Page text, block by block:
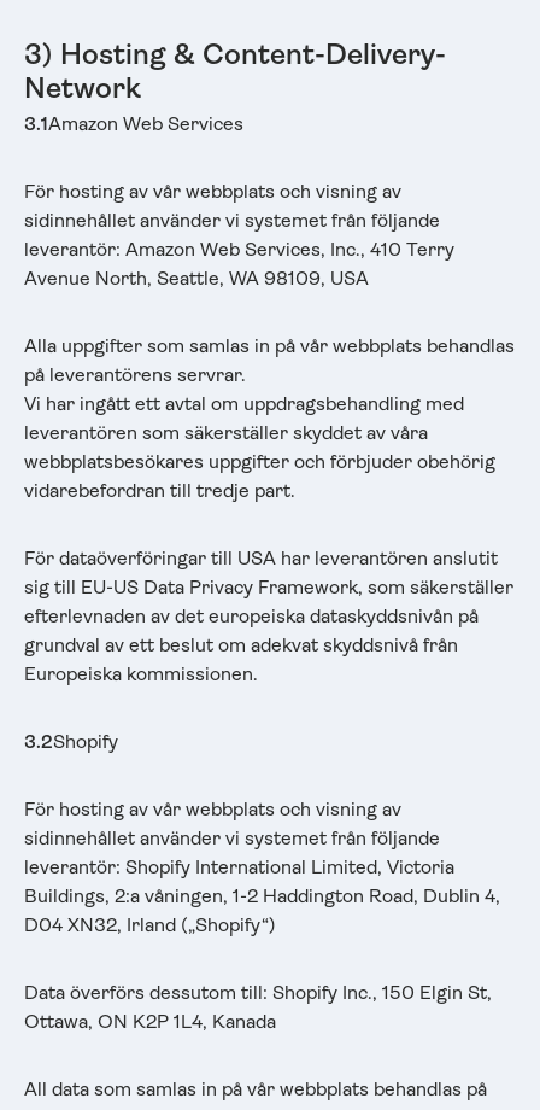
3) Hosting & Content-Delivery-
Network
3.1Amazon Web Services
För hosting av vår webbplats och visning av
sidinnehållet använder vi systemet från följande
leverantör: Amazon Web Services, Inc., 410 Terry
Avenue North, Seattle, WA 98109, USA
Alla uppgifter som samlas in på vår webbplats behandlas
på leverantörens servrar.
Vi har ingått ett avtal om uppdragsbehandling med
leverantören som säkerställer skyddet av våra
webbplatsbesökares uppgifter och förbjuder obehörig
vidarebefordran till tredje part.
För dataöverföringar till USA har leverantören anslutit
sig till EU-US Data Privacy Framework, som säkerställer
efterlevnaden av det europeiska dataskyddsnivån på
grundval av ett beslut om adekvat skyddsnivå från
Europeiska kommissionen.
3.2Shopify
För hosting av vår webbplats och visning av
sidinnehållet använder vi systemet från följande
leverantör: Shopify International Limited, Victoria
Buildings, 2:a våningen, 1-2 Haddington Road, Dublin 4,
D04 XN32, Irland („Shopify“)
Data överförs dessutom till: Shopify Inc., 150 Elgin St,
Ottawa, ON K2P 1L4, Kanada
All data som samlas in på vår webbplats behandlas på